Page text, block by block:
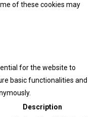
of these cookies may
for the website to
basic functionalities and
Description